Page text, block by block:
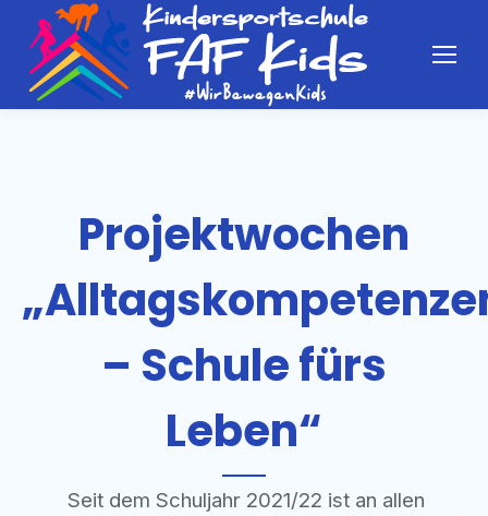
Projektwochen
– Schule fürs
Leben“
Seit dem Schuljahr 2021/22 ist an allen